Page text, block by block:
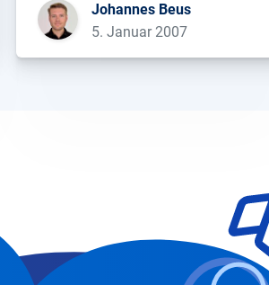
AdSense keine Anzeigen mehr
eingeblendet, die auf diese Keywords
passen. Geht zwar […]...
Johannes Beus
5. Januar 2007